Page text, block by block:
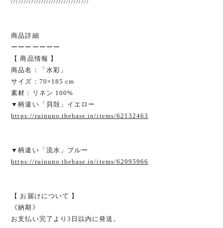
商品詳細
ーーーーーーー
【 商品情報 】
商品名：「水彩」
サイズ：70×185 cm
素材：リネン 100%
▼柄違い「貝殻」イエロー
https://ruinuno.thebase.in/items/62132463
▼柄違い「流水」ブルー
https://ruinuno.thebase.in/items/62095966
【 お届けについて 】
《納期》
お支払い完了より3日以内に発送。